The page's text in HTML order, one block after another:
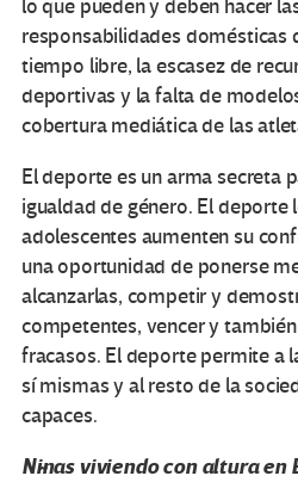
lo que pueden y deben hacer
responsabilidades domésticas
tiempo libre, la escasez de
deportivas y la falta de
cobertura mediática de las
El deporte es un arma secreta
igualdad de género. El deporte
adolescentes aumenten su
una oportunidad de ponerse
alcanzarlas, competir y
competentes, vencer y
fracasos. El deporte permite a
sí mismas y al resto de la
capaces.
Niñas viviendo con altura en